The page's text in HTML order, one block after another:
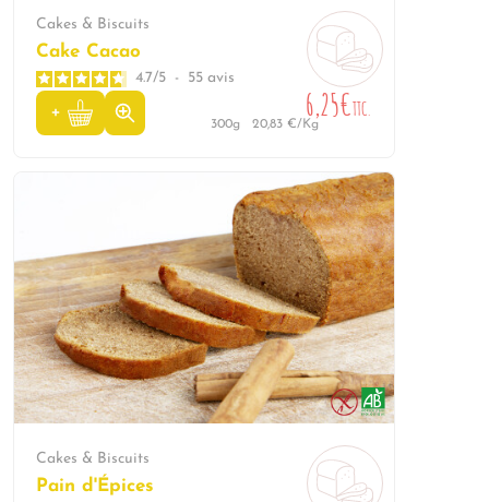
Cakes & Biscuits
Cake Cacao
4.7/5 - 55 avis
6,25€TTC.
300g 20,83 €/Kg
Cakes & Biscuits
Pain d'Épices